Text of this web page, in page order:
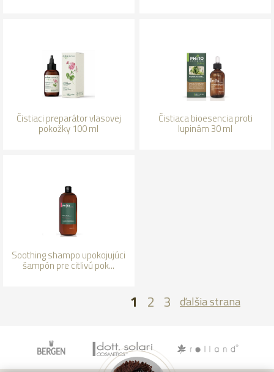
Čistiaci preparátor vlasovej
pokožky 100 ml
Čistiaca bioesencia proti
lupinám 30 ml
Soothing shampo upokojujúci
šampón pre citlivú pok...
1 2 3 ďalšia strana